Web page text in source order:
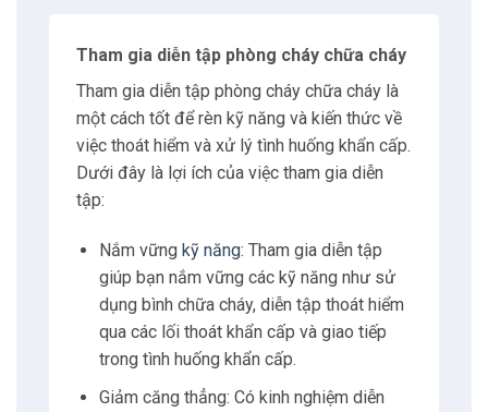
8.2 Giờ làm việc
8.3 E-mail
8.4 Phone
Tư vấn
Tham gia diễn tập phòng cháy chữa cháy
Tham gia diễn tập phòng cháy chữa cháy là
một cách tốt để rèn kỹ năng và kiến thức về
việc thoát hiểm và xử lý tình huống khẩn cấp.
Dưới đây là lợi ích của việc tham gia diễn
tập:
Nắm vững kỹ năng: Tham gia diễn tập
giúp bạn nắm vững các kỹ năng như sử
dụng bình chữa cháy, diễn tập thoát hiểm
qua các lối thoát khẩn cấp và giao tiếp
trong tình huống khẩn cấp.
Giảm căng thẳng: Có kinh nghiệm diễn